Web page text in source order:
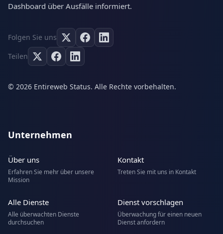
Dashboard über Ausfälle informiert.
Folgen Sie uns
Teilen
© 2026 Entireweb Status. Alle Rechte vorbehalten.
Unternehmen
Über uns
Erfahren Sie mehr über unsere
Mission
Kontakt
Treten Sie mit uns in Kontakt
Alle Dienste
Alle überwachten Dienste
durchsuchen
Dienst vorschlagen
Überwachung für einen neuen
Dienst anfordern